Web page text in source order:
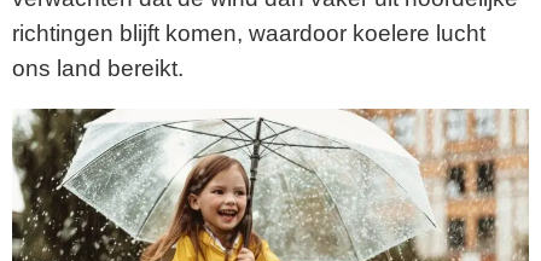
richtingen blijft komen, waardoor koelere lucht
ons land bereikt.